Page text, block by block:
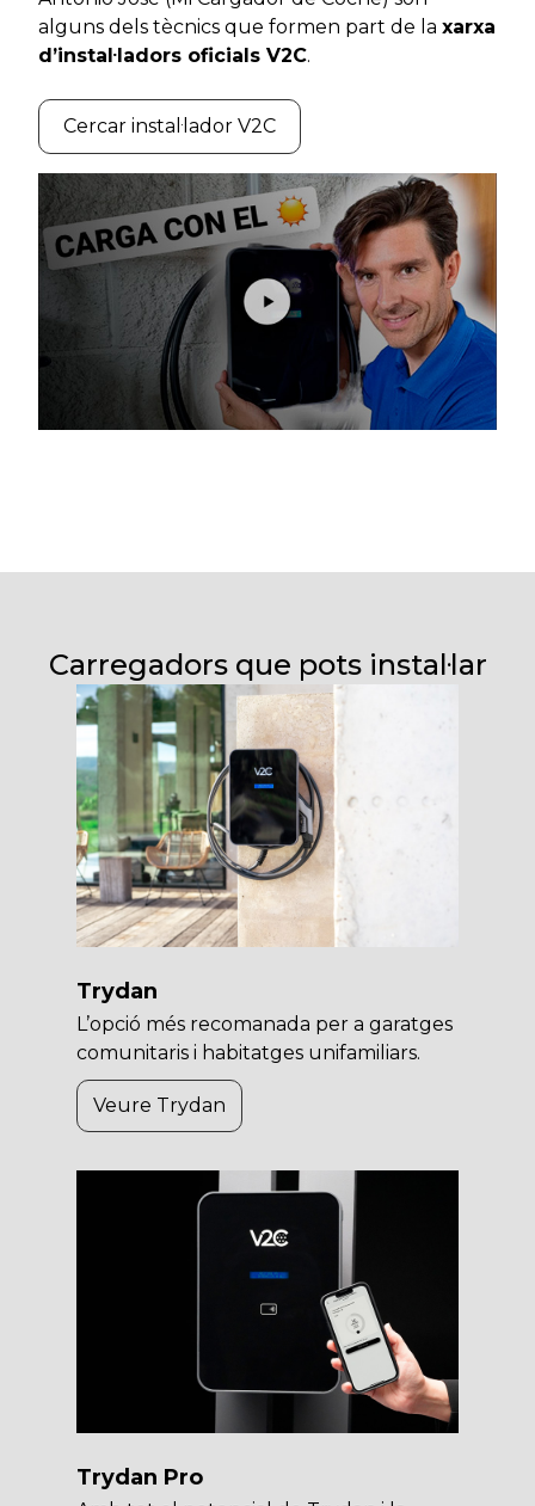
alguns dels tècnics que formen part de la xarxa
d’instal·ladors oficials V2C.
Cercar instal·lador V2C
Carregadors que pots instal·lar
Trydan
L’opció més recomanada per a garatges
comunitaris i habitatges unifamiliars.
Veure Trydan
Trydan Pro